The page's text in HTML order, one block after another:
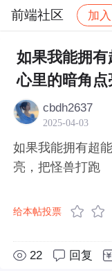
前端社区 加入
社区 前端社区
如果我能拥
心里的暗角
cbdh2637
2025-04-03
如果我能拥有超
亮，把怪兽打跑
给本帖投票
22 回复